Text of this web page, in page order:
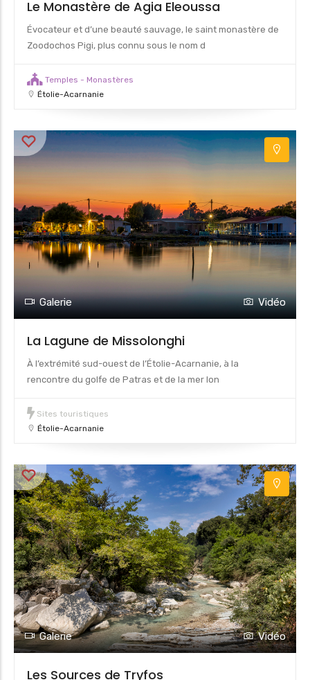
Le Monastère de Agia Eleoussa
Évocateur et d’une beauté sauvage, le saint monastère de
Zoodochos Pigi, plus connu sous le nom d
Temples - Monastères
Étolie-Acarnanie
Galerie Vidéo
La Lagune de Missolonghi
À l’extrémité sud-ouest de l’Étolie-Acarnanie, à la
rencontre du golfe de Patras et de la mer Ion
Sites touristiques
Étolie-Acarnanie
Galerie Vidéo
Les Sources de Tryfos
3